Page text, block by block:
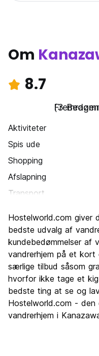
Om
8.7
(3
Aktiviteter
Spis ude
Shopping
Afslapning
Transport
Kultur
Fester
Værdi for pengene
Hostelworld.com giver
bedste udvalg af
kundebedømmelser af
vandrerhjem på et
særlige tilbud såsom
hvorfor ikke tage et
bedste ting at se og
Hostelworld.com - den
vandrerhjem i